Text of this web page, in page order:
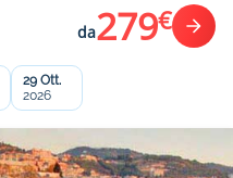
da279€
29 Ott.
2026